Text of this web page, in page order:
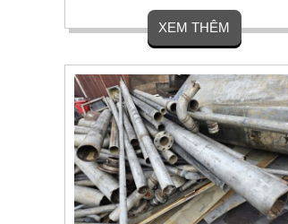
xí nghiệp và các khu công
nghiệp trên khắp mọi miền tổ
quốc. Thu mua tận nơi, thanh
toán nhanh. Liên hệ ngay.
XEM THÊM